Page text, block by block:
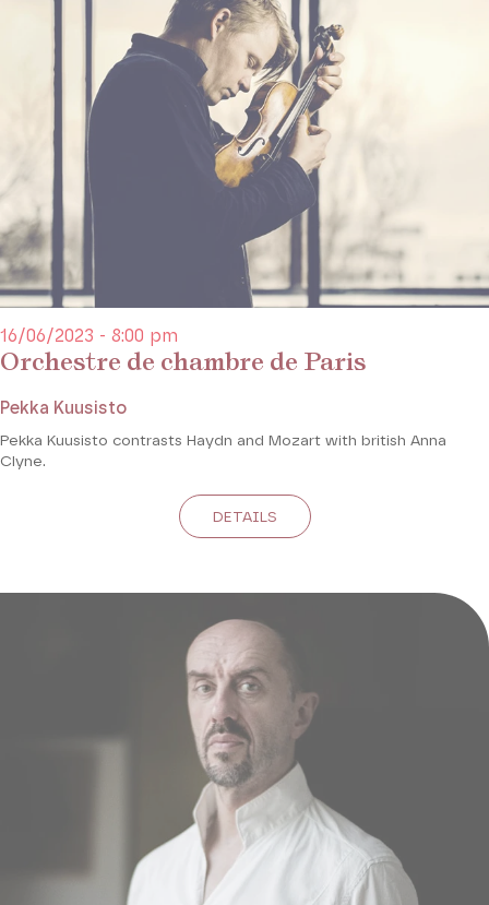
Orchestre de chambre de Paris
16/06/2023 - 8:00 pm
Pekka Kuusisto
Pekka Kuusisto contrasts Haydn and Mozart with british Anna
Clyne.
DETAILS